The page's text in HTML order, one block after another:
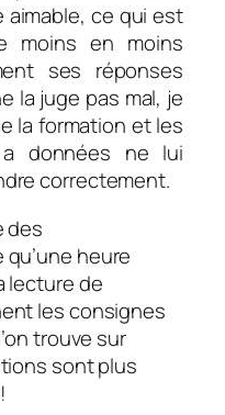
ce qui est
moins en moins
ses réponses
la juge pas mal, je
la formation et les
a données ne lui
correctement.
des
heure
lecture de
les consignes
trouve sur
sont plus